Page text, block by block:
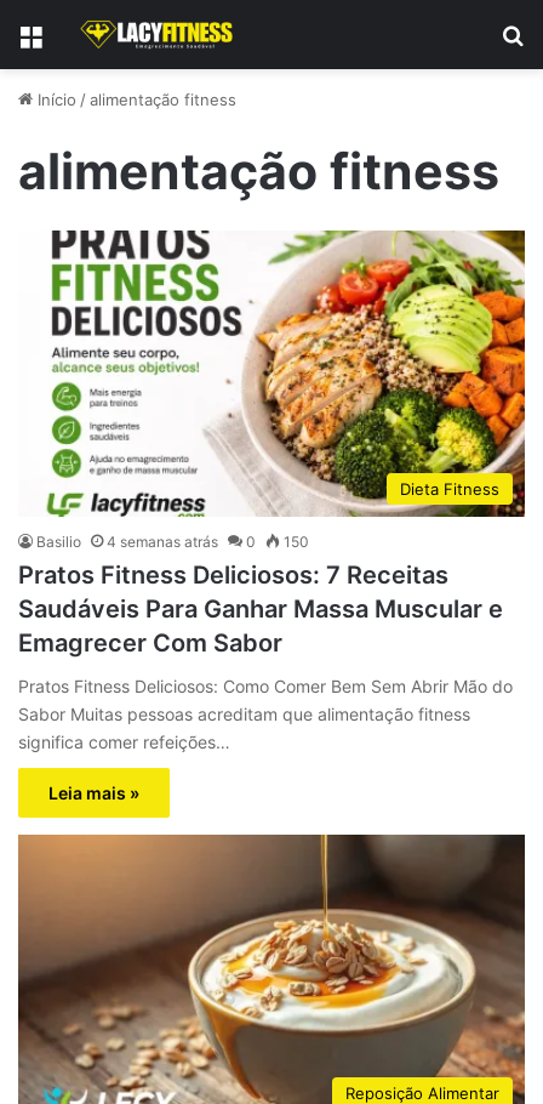
Menu
Início /alimentação fitness
alimentação fitness
Dieta Fitness
Basilio 4 semanas atrás 0 150
Pratos Fitness Deliciosos: 7 Receitas
Saudáveis Para Ganhar Massa Muscular e
Emagrecer Com Sabor
Pratos Fitness Deliciosos: Como Comer Bem Sem Abrir Mão do
Sabor Muitas pessoas acreditam que alimentação fitness
significa comer refeições…
Leia mais »
Reposição Alimentar